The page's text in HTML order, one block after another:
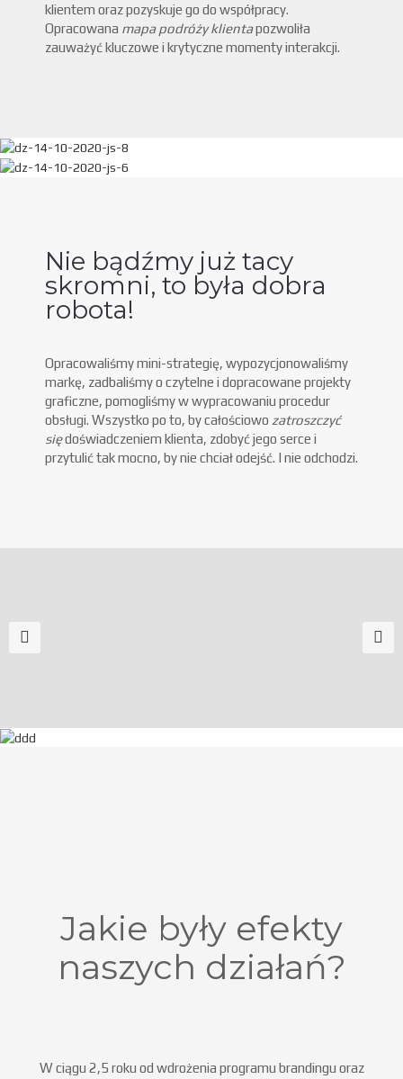
klientem oraz pozyskuje go do współpracy.
Opracowana mapa podróży klientapozwoliła
zauważyć kluczowe i krytyczne momenty interakcji.
Nie bądźmy już tacy
skromni, to była dobra
robota!
Opracowaliśmy mini-strategię, wypozycjonowaliśmy
markę, zadbaliśmy o czytelne i dopracowane projekty
graficzne, pomogliśmy w wypracowaniu procedur
obsługi. Wszystko po to, by całościowo zatroszczyć
siędoświadczeniem klienta, zdobyć jego serce i
przytulić tak mocno, by nie chciał odejść. I nie odchodzi.
Jakie były efekty
naszych działań?
W ciągu 2,5 roku od wdrożenia programu brandingu oraz